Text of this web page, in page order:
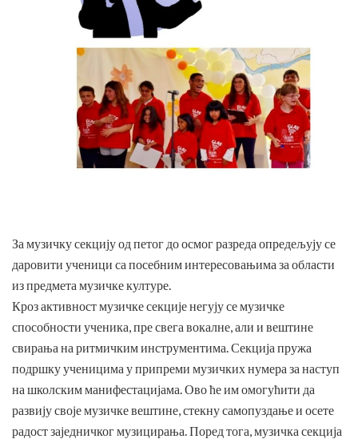
За музичку секцију од петог до осмог разреда опредељују се
даровити ученици са посебним интересовањима за области
из предмета музичке културе.
Кроз активност музичке секције негују се музичке
способности ученика, пре свега вокалне, али и вештине
свирања на ритмичким инструментима. Секција пружа
подршку ученицима у припреми музичких нумера за наступ
на школским манифестацијама. Ово ће им омогућити да
развију своје музичке вештине, стекну самопуздање и осете
радост заједничког музицирања. Поред тога, музичка секција